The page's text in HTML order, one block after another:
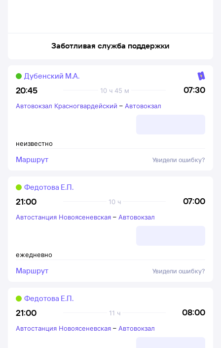
Заботливая служба поддержки
20:45 07:30
10 ч 45 м
Дубенский М.А.
неизвестно
Автовокзал Красногвардейский – Автовокзал
Маршрут Увидели ошибку?
21:00 07:00
10 ч
Федотова Е.П.
ежедневно
Автостанция Новоясеневская – Автовокзал
Маршрут Увидели ошибку?
21:00 08:00
11 ч
Федотова Е.П.
Автостанция Новоясеневская – Автовокзал